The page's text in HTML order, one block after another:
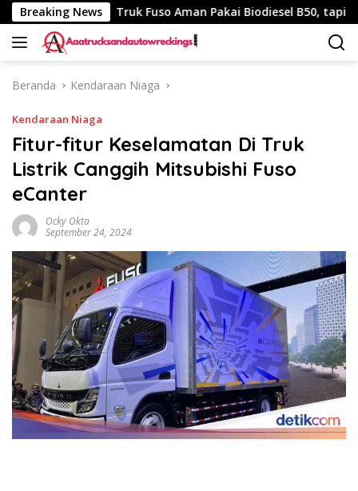
Langsung
ke
konten
Breaking News
Km Truk Fuso Aman Pakai Biodiesel B50, tapi Ada
Beranda Kendaraan Niaga
Kendaraan Niaga
Fitur-fitur Keselamatan Di Truk
Listrik Canggih Mitsubishi Fuso
eCanter
Ocky Okta
September 24, 2024